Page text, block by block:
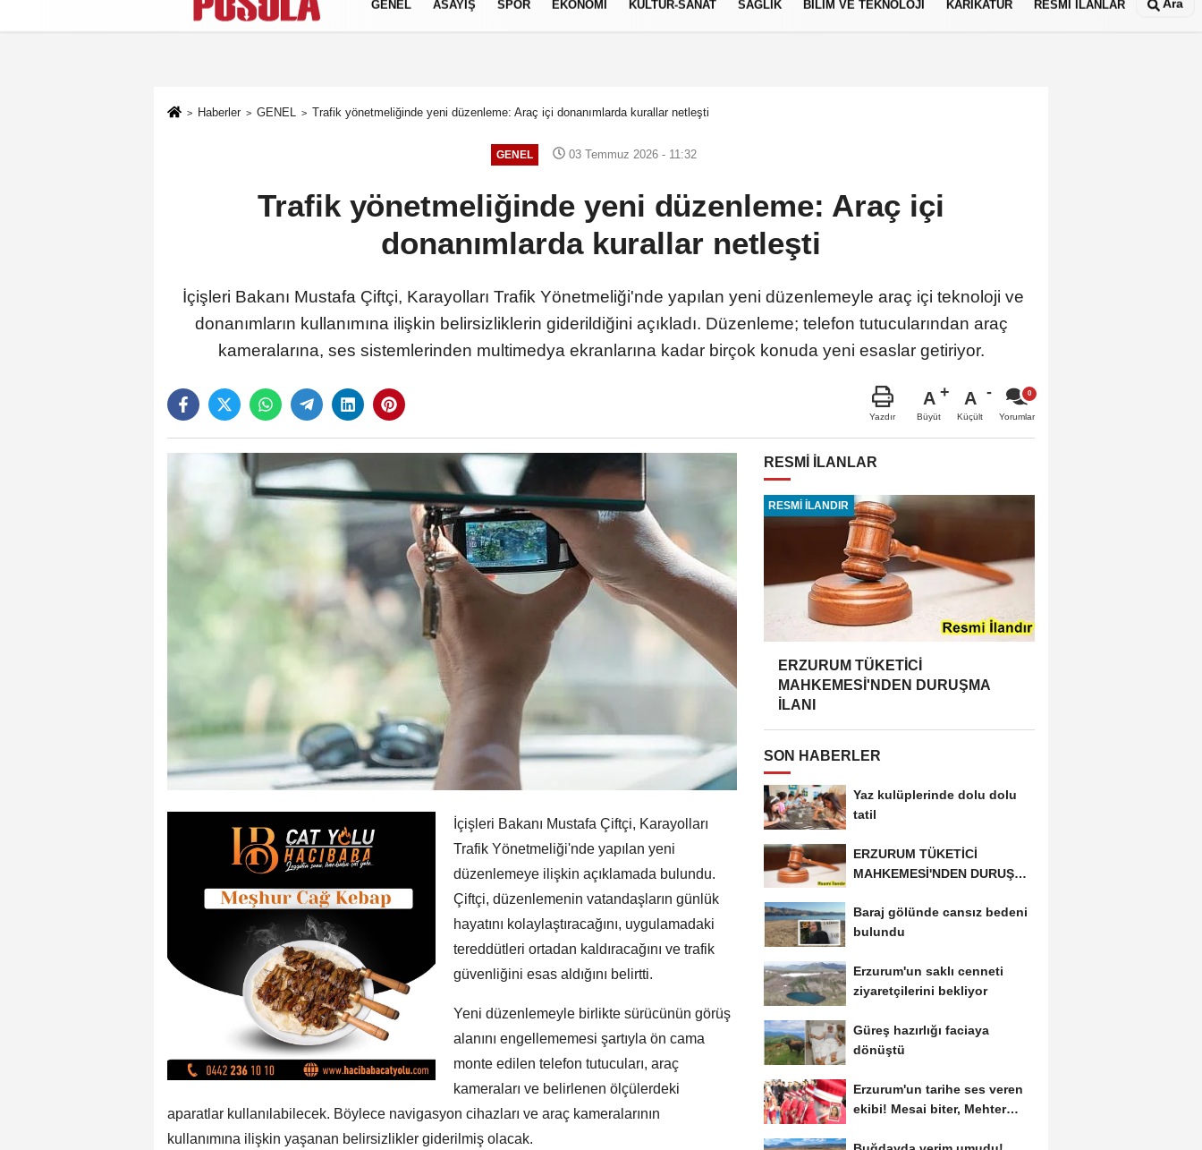
Künye İletişim Gizlilik Politikası
GENEL ASAYİŞ SPOR EKONOMİ KÜLTÜR-SANAT SAĞLIK BİLİM VE TEKNOLOJİ KARİKATÜR RESMİ İLANLAR Ara
Haberler GENEL Trafik yönetmeliğinde yeni düzenleme: Araç içi donanımlarda kurallar netleşti
GENEL 03 Temmuz 2026 - 11:32
Trafik yönetmeliğinde yeni düzenleme: Araç içi
donanımlarda kurallar netleşti
İçişleri Bakanı Mustafa Çiftçi, Karayolları Trafik Yönetmeliği'nde yapılan yeni düzenlemeyle araç içi teknoloji ve
donanımların kullanımına ilişkin belirsizliklerin giderildiğini açıkladı. Düzenleme; telefon tutucularından araç
kameralarına, ses sistemlerinden multimedya ekranlarına kadar birçok konuda yeni esaslar getiriyor.
Yazdır
A
Büyüt
A
Küçült Yorumlar
İçişleri Bakanı Mustafa Çiftçi, Karayolları
Trafik Yönetmeliği'nde yapılan yeni
düzenlemeye ilişkin açıklamada bulundu.
Çiftçi, düzenlemenin vatandaşların günlük
hayatını kolaylaştıracağını, uygulamadaki
tereddütleri ortadan kaldıracağını ve trafik
güvenliğini esas aldığını belirtti.
Yeni düzenlemeyle birlikte sürücünün görüş
alanını engellememesi şartıyla ön cama
monte edilen telefon tutucuları, araç
kameraları ve belirlenen ölçülerdeki
aparatlar kullanılabilecek. Böylece navigasyon cihazları ve araç kameralarının
kullanımına ilişkin yaşanan belirsizlikler giderilmiş olacak.
RESMİ İLANLAR
RESMİ İLANDIR
ERZURUM TÜKETİCİ
MAHKEMESİ'NDEN DURUŞMA
İLANI
SON HABERLER
Yaz kulüplerinde dolu dolu
tatil
ERZURUM TÜKETİCİ
MAHKEMESİ'NDEN DURUŞMA
Baraj gölünde cansız bedeni
bulundu
Erzurum'un saklı cenneti
ziyaretçilerini bekliyor
Güreş hazırlığı faciaya
dönüştü
Erzurum'un tarihe ses veren
ekibi! Mesai biter, Mehter